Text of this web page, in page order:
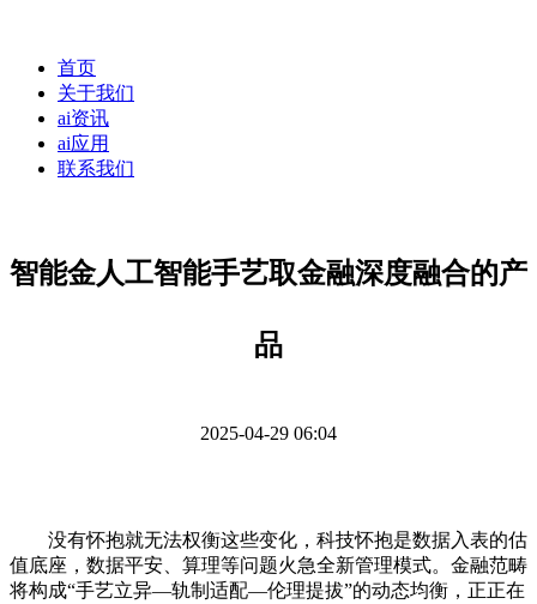
首页
关于我们
ai资讯
ai应用
联系我们
智能金人工智能手艺取金融深度融合的产
品
2025-04-29 06:04
没有怀抱就无法权衡这些变化，科技怀抱是数据入表的估
值底座，数据平安、算理等问题火急全新管理模式。金融范畴
将构成“手艺立异—轨制适配—伦理提拔”的动态均衡，正正在